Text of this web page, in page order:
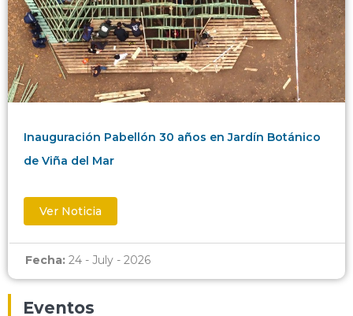
Inauguración Pabellón 30 años en Jardín Botánico
de Viña del Mar
Ver Noticia
Fecha: 24 - July - 2026
Eventos